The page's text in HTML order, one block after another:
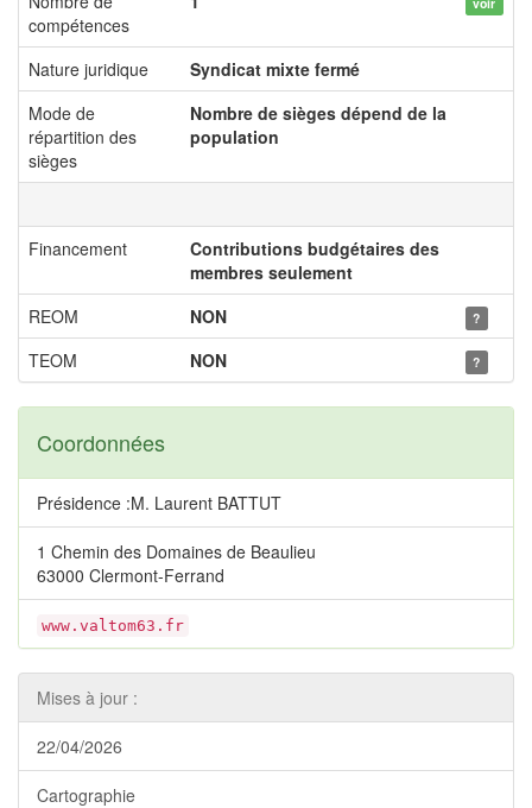
compétences
Nature juridique
Syndicat mixte fermé
Mode de
répartition des
sièges
Nombre de sièges dépend de la
population
Financement
Contributions budgétaires des
membres seulement
REOM
NON ?
TEOM NON ?
Coordonnées
Présidence :M. Laurent BATTUT
1 Chemin des Domaines de Beaulieu
63000 Clermont-Ferrand
www.valtom63.fr
Mises à jour :
22/04/2026
Cartographie